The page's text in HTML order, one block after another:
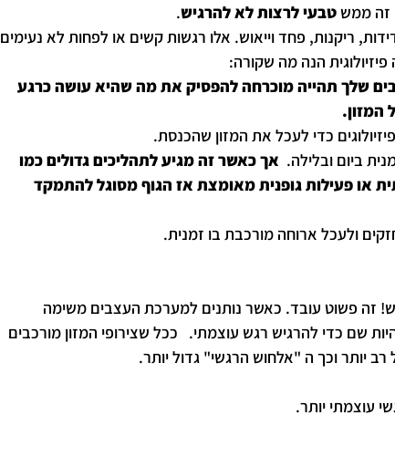
זה ממש טבעי לרצות לא להרגיש.
ריקנות, פחד וייאוש. אלו רגשות קשים או לפחות לא נעימים
הנה מה שקורה:
שלך תהייה מוכרחה להפסיק את מה שהיא עושה כרגע
המזון.
כדי לעכל את המזון שהכנסת.
ביום ובלילה. אך כאשר זה מגיע לתהליכים גדולים כמו
או פעילות גופנית מאומצת אז הגוף מסוגל להתמקד
ולעכל ארוחה מורכבת בו זמנית.
זה פשוט עובד. כאשר נותנים למערכת העצבים משימה
שם כדי להרגיש רגש עוצמתי.   ככל שצירופי המזון מורכבים
רב יותר וכך ה "אלחוש הרגשי" גדול יותר.
עוצמתי יותר.